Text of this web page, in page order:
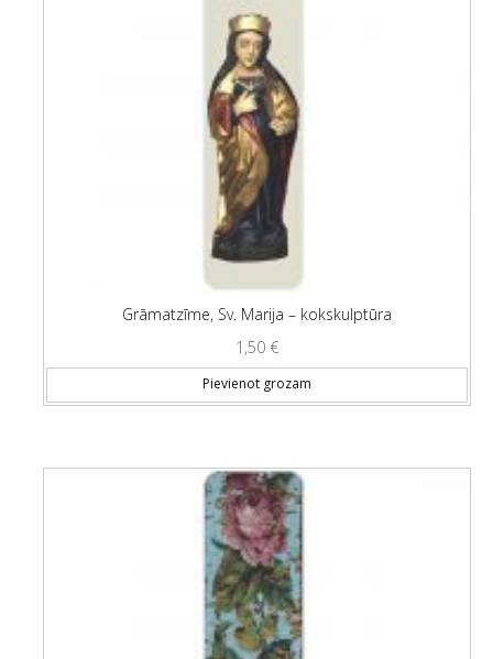
Grāmatzīme, Sv. Marija – kokskulptūra
1,50 €
Pievienot grozam